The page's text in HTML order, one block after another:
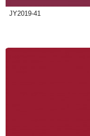
JY2019-41